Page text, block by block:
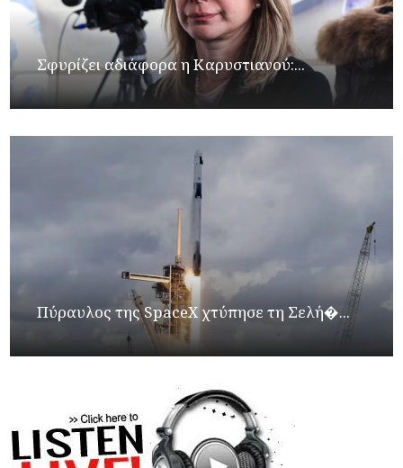
Σφυρίζει αδιάφορα η Καρυστιανού:...
Πύραυλος της SpaceX χτύπησε τη Σελή�...